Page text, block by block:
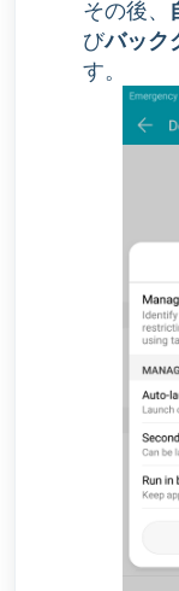
その後、
びバック
す。